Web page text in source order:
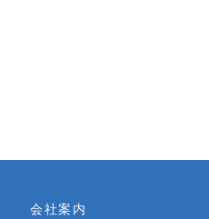
会社案内